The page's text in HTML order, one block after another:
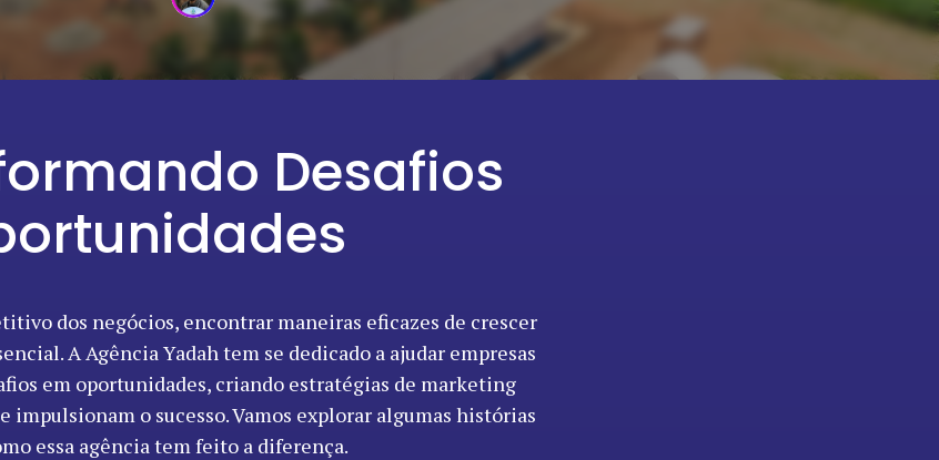
Desafios
dos negócios, encontrar maneiras eficazes de crescer
A Agência Yadah tem se dedicado a ajudar empresas
em oportunidades, criando estratégias de marketing
impulsionam o sucesso. Vamos explorar algumas histórias
essa agência tem feito a diferença.